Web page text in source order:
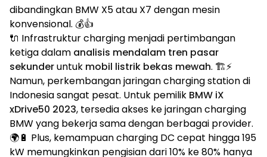
dibandingkan BMW X5 atau X7 dengan mesin
konvensional. 💰👍
🔌 Infrastruktur charging menjadi pertimbangan
ketiga dalam analisis mendalam tren pasar
sekunderuntuk mobil listrik bekas mewah. 🏗️⚡
Namun, perkembangan jaringan charging station di
Indonesia sangat pesat. Untuk pemilik BMW iX
xDrive50 2023, tersedia akses ke jaringan charging
BMW yang bekerja sama dengan berbagai provider.
🌍🔋 Plus, kemampuan charging DC cepat hingga 195
kW memungkinkan pengisian dari 10% ke 80% hanya